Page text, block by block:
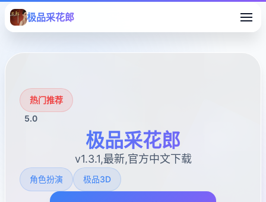
极品采花郎
热门推荐
5.0
极品采花郎
v1.3.1,最新,官方中文下载
角色扮演 极品3D